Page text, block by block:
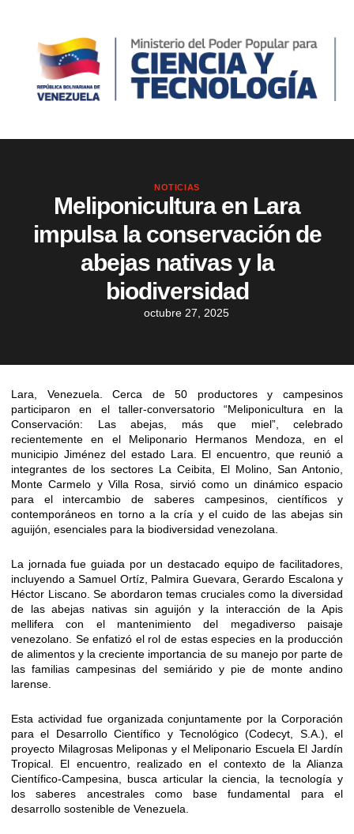
NOTICIAS
Meliponicultura en Lara
impulsa la conservación de
abejas nativas y la
biodiversidad
octubre 27, 2025
Lara, Venezuela. Cerca de 50 productores y campesinos
participaron en el taller-conversatorio “Meliponicultura en la
Conservación: Las abejas, más que miel”, celebrado
recientemente en el Meliponario Hermanos Mendoza, en el
municipio Jiménez del estado Lara. El encuentro, que reunió a
integrantes de los sectores La Ceibita, El Molino, San Antonio,
Monte Carmelo y Villa Rosa, sirvió como un dinámico espacio
para el intercambio de saberes campesinos, científicos y
contemporáneos en torno a la cría y el cuido de las abejas sin
aguijón, esenciales para la biodiversidad venezolana.
La jornada fue guiada por un destacado equipo de facilitadores,
incluyendo a Samuel Ortíz, Palmira Guevara, Gerardo Escalona y
Héctor Liscano. Se abordaron temas cruciales como la diversidad
de las abejas nativas sin aguijón y la interacción de la Apis
mellifera con el mantenimiento del megadiverso paisaje
venezolano. Se enfatizó el rol de estas especies en la producción
de alimentos y la creciente importancia de su manejo por parte de
las familias campesinas del semiárido y pie de monte andino
larense.
Esta actividad fue organizada conjuntamente por la Corporación
para el Desarrollo Científico y Tecnológico (Codecyt, S.A.), el
proyecto Milagrosas Meliponas y el Meliponario Escuela El Jardín
Tropical. El encuentro, realizado en el contexto de la Alianza
Científico-Campesina, busca articular la ciencia, la tecnología y
los saberes ancestrales como base fundamental para el
desarrollo sostenible de Venezuela.